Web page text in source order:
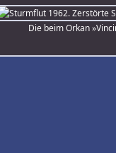
Die beim Orkan